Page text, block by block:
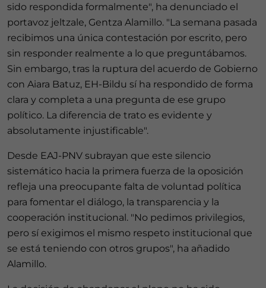
sido respondida formalmente", ha denunciado el
portavoz jeltzale, Gentza Alamillo. "La semana pasada
recibimos una única contestación por escrito, pero
sin responder realmente a lo que preguntábamos.
Sin embargo, tras la ruptura del acuerdo de Gobierno
con Aiara Batuz, EH-Bildu sí ha respondido de forma
clara y completa a una pregunta de ese grupo
político. La diferencia de trato es evidente y
absolutamente injustificable".
Desde EAJ-PNV subrayan que este silencio
sistemático hacia la primera fuerza de la oposición
refleja una preocupante falta de voluntad política
para fomentar el diálogo, la transparencia y la
cooperación institucional. "No pedimos privilegios,
pero sí exigimos el mismo respeto institucional que
se está teniendo con otros grupos", ha añadido
Alamillo.